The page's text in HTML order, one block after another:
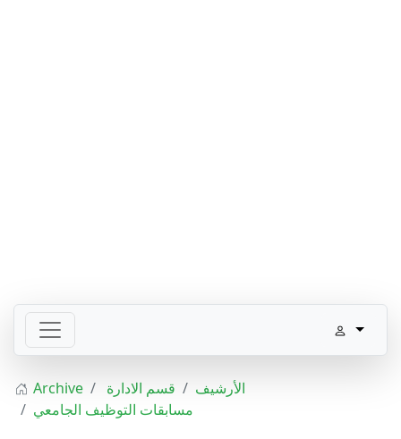
Archive قسم الادارة
الأرشيف
مسابقات التوظيف الجامعي